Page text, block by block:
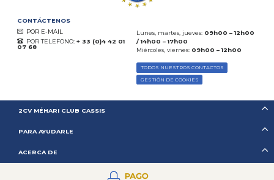
CONTÁCTENOS
POR E-MAIL
POR TELEFONO: + 33 (0)4 42 01
07 68
Lunes, martes, jueves: 09h00 – 12h00
/ 14h00 – 17h00
Miércoles, viernes: 09h00 – 12h00
TODOS NUESTROS CONTACTOS
GESTIÓN DE COOKIES
2CV MÉHARI CLUB CASSIS
PARA AYUDARLE
ACERCA DE